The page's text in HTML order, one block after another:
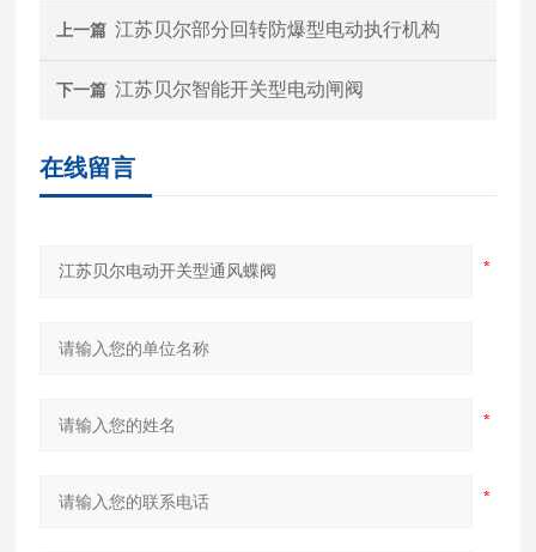
上一篇 江苏贝尔部分回转防爆型电动执行机构
下一篇 江苏贝尔智能开关型电动闸阀
在线留言